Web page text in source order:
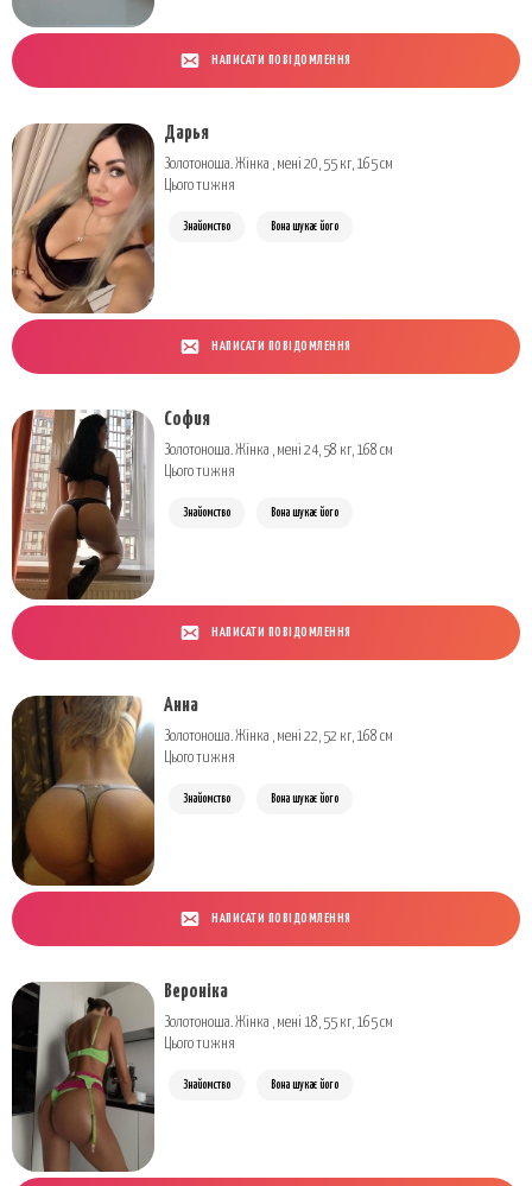
НАПИСАТИ ПОВІДОМЛЕННЯ
Дарья
Золотоноша. Жінка , мені 20, 55 кг, 165 см
Цього тижня
Знайомство Вона шукає його
НАПИСАТИ ПОВІДОМЛЕННЯ
София
Золотоноша. Жінка , мені 24, 58 кг, 168 см
Цього тижня
Знайомство Вона шукає його
НАПИСАТИ ПОВІДОМЛЕННЯ
Анна
Золотоноша. Жінка , мені 22, 52 кг, 168 см
Цього тижня
Знайомство Вона шукає його
НАПИСАТИ ПОВІДОМЛЕННЯ
Вероніка
Золотоноша. Жінка , мені 18, 55 кг, 165 см
Цього тижня
Знайомство Вона шукає його